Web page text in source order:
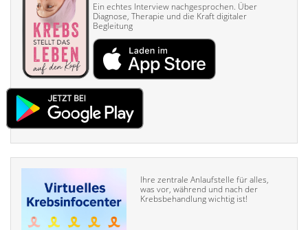
Ein echtes Interview nach­gesprochen. Über
Diagnose, Therapie und die Kraft digitaler
Begleitung
Ihre zentrale Anlaufstelle für alles,
was vor, während und nach der
Krebsbehandlung wichtig ist!